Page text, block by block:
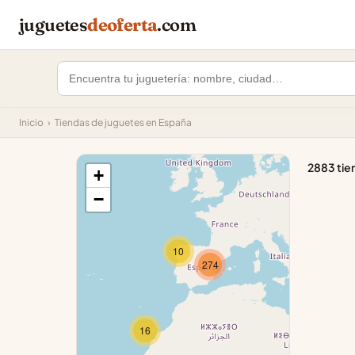
juguetesdeoferta.com
Inicio › Tiendas de juguetes en España
16
10
274
+
−
2883